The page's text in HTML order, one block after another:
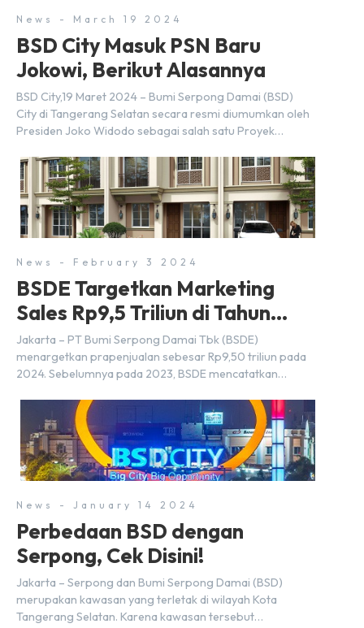
News - March 19 2024
BSD City Masuk PSN Baru
Jokowi, Berikut Alasannya
BSD City,19 Maret 2024 – Bumi Serpong Damai (BSD)
City di Tangerang Selatan secara resmi diumumkan oleh
Presiden Joko Widodo sebagai salah satu Proyek
dibuat oleh Menteri Koordinator Bidang Perekonomian,
Airlangga Hartarto, setelah Rapat Terbatas (ratas)
bersama Jokowi di Istana Kepresidenan pada hari Senin,
18 Maret 2024. Selain […]
News - February 3 2024
BSDE Targetkan Marketing
Sales Rp9,5 Triliun di Tahun
2024
Jakarta – PT Bumi Serpong Damai Tbk (BSDE)
menargetkan prapenjualan sebesar Rp9,50 triliun pada
2024. Sebelumnya pada 2023, BSDE mencatatkan
melampaui target prapenjualan sebesar Rp8,80 triliun.
Menurut Direktur BSDE Hermawan Wijaya menghadapi
2024, kondisi ekonomi global maupun nasional dapat
memengaruhi pertimbangan masyarakat untuk membeli
rumah maupun investasi di sektor […]
News - January 14 2024
Perbedaan BSD dengan
Serpong, Cek Disini!
Jakarta – Serpong dan Bumi Serpong Damai (BSD)
merupakan kawasan yang terletak di wilayah Kota
Tangerang Selatan. Karena kawasan tersebut